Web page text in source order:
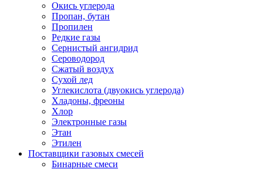
Окись углерода
Пропан, бутан
Пропилен
Редкие газы
Сернистый ангидрид
Сероводород
Сжатый воздух
Сухой лед
Углекислота (двуокись углерода)
Хладоны, фреоны
Хлор
Электронные газы
Этан
Этилен
Поставщики газовых смесей
Бинарные смеси